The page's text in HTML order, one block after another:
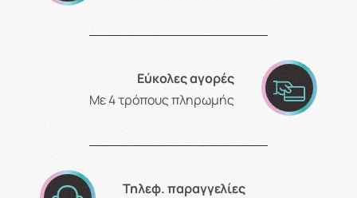
Εύκολες αγορές
Με 4 τρόπους πληρωμής
Τηλεφ. παραγγελίες